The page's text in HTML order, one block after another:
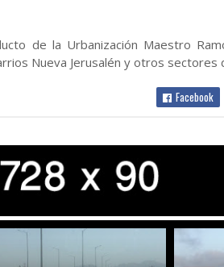
de la Urbanización Maestro
Nueva Jerusalén y otros sectores
Facebook